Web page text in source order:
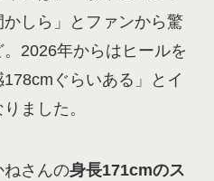
しら」とファンから驚
2026年からはヒールを
ぐらいある」とイ
ました。
ねさんの身長171cmのス